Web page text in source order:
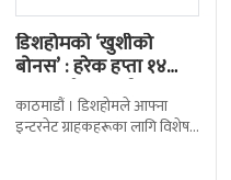
जनालाई एक वर्ष…
काठमाडौं । डिशहोमले आफ्ना
इन्टरनेट ग्राहकहरूका लागि विशेष
योजना ‘खुशीको बोनस ३६५ दिन नै
सार्वजनिक गरेको छ । यो अफर